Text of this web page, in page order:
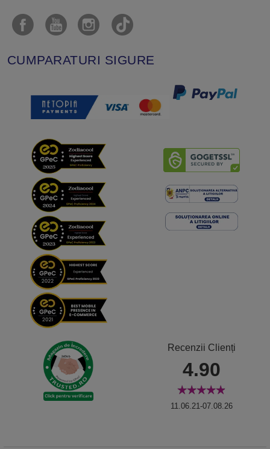
CUMPARATURI SIGURE
Recenzii Clienți
4.90
11.06.21-07.08.26